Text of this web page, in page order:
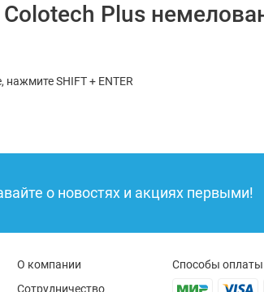
Plus
SHIFT + ENTER
о новостях и акциях первыми!
О компании
Сотрудничество
Способы оплаты